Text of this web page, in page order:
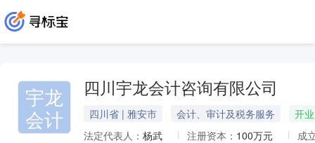
宇龙
会计
四川宇龙会计咨询有限公司
四川省 | 雅安市 会计、审计及税务服务
开业
法定代表人： 杨武 注册资本： 100万元
成